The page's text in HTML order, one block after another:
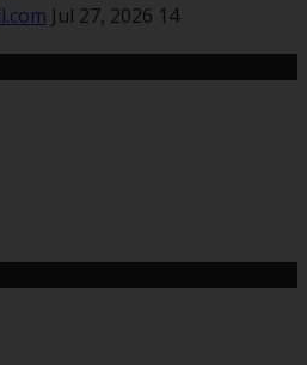
Jul 27, 2026 14